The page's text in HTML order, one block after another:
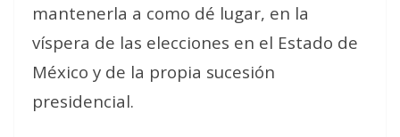
mantenerla a como dé lugar, en la
víspera de las elecciones en el Estado de
México y de la propia sucesión
presidencial.